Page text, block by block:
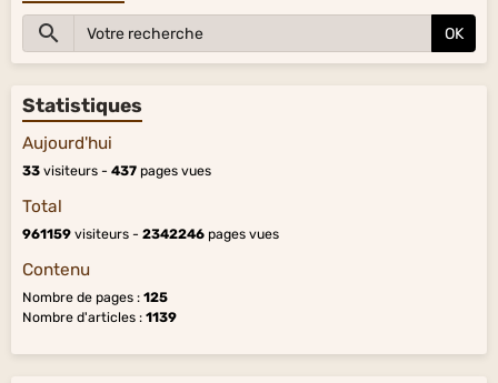
OK
Statistiques
Aujourd'hui
33 visiteurs - 437 pages vues
Total
961159 visiteurs - 2342246 pages vues
Contenu
Nombre de pages : 125
Nombre d'articles : 1139